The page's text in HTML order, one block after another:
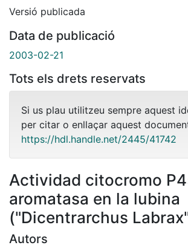
Versió publicada
Data de publicació
2003-02-21
Tots els drets reservats
Si us plau utilitzeu sempre aquest
per citar o enllaçar aquest
https://hdl.handle.net/2445/41742
Actividad citocromo
aromatasa en la lubina
("Dicentrarchus
Autors